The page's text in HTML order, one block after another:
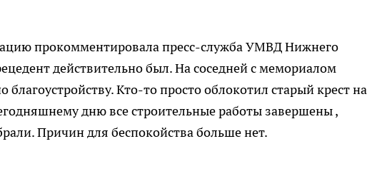
прокомментировала пресс-служба УМВД Нижнего
действительно был. На соседней с мемориалом
Кто-то просто облокотил старый крест на
дню все строительные работы завершены ,
Причин для беспокойства больше нет.